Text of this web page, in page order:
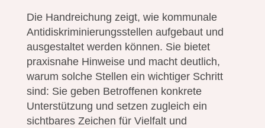
Die Handreichung zeigt, wie kommunale
Antidiskriminierungsstellen aufgebaut und
ausgestaltet werden können. Sie bietet
praxisnahe Hinweise und macht deutlich,
warum solche Stellen ein wichtiger Schritt
sind: Sie geben Betroffenen konkrete
Unterstützung und setzen zugleich ein
sichtbares Zeichen für Vielfalt und